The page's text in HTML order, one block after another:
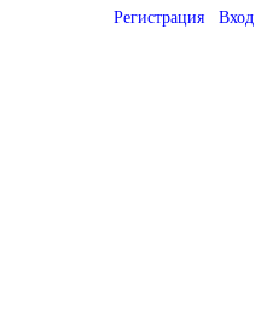
Регистрация Вход